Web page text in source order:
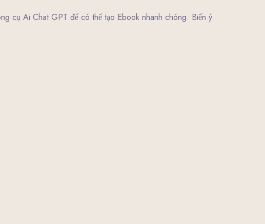
cụ Ai Chat GPT để có thể tạo Ebook nhanh chóng. Biến ý